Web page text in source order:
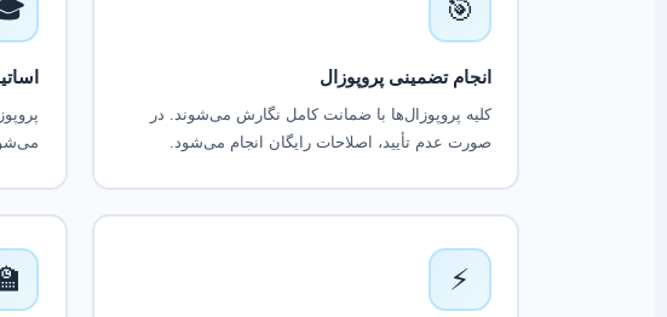
🎯
انجام تضمینی پروپوزال
کلیه پروپوزال‌ها با ضمانت کامل نگارش می‌شوند. در
صورت عدم تأیید، اصلاحات رایگان انجام می‌شود.
⚡